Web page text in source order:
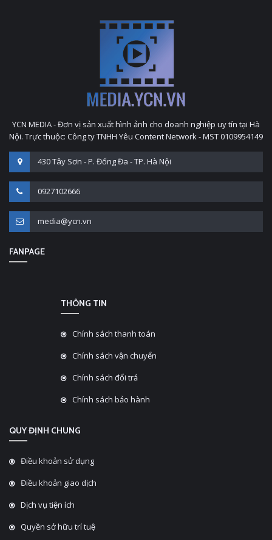
YCN MEDIA - Đơn vị sản xuất hình ảnh cho doanh nghiệp uy tín tại Hà
Nội. Trực thuộc: Công ty TNHH Yêu Content Network - MST 0109954149
430 Tây Sơn - P. Đống Đa - TP. Hà Nội
0927102666
media@ycn.vn
FANPAGE
THÔNG TIN
Chính sách thanh toán
Chính sách vận chuyển
Chính sách đổi trả
Chính sách bảo hành
QUY ĐỊNH CHUNG
Điều khoản sử dụng
Điều khoản giao dịch
Dịch vụ tiện ích
Quyền sở hữu trí tuệ